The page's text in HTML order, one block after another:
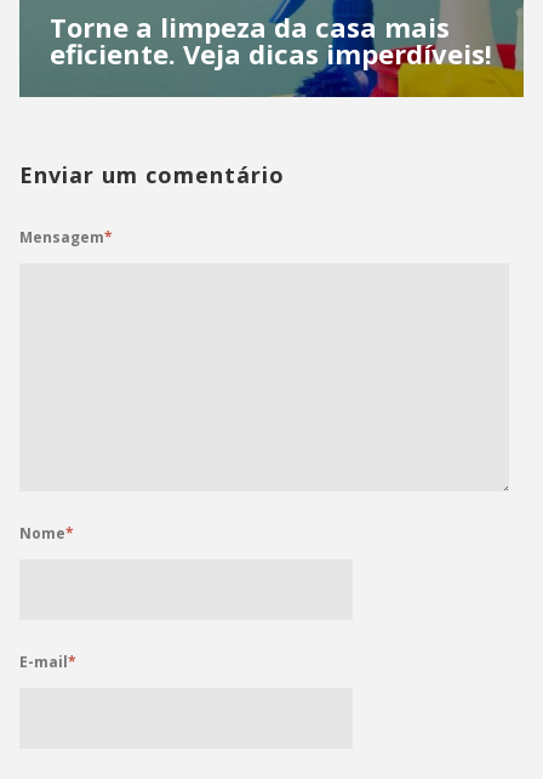
Torne a limpeza da casa mais
eficiente. Veja dicas imperdíveis!
Enviar um comentário
Mensagem*
Nome*
E-mail*